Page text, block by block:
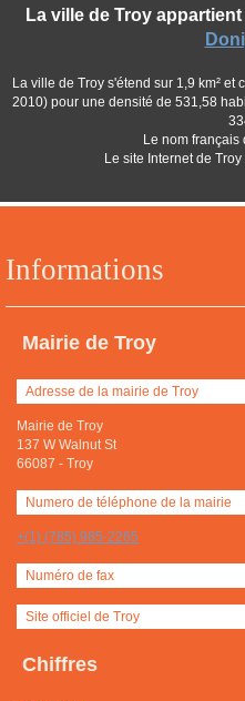
Informations
Mairie de Troy
Adresse de la mairie de Troy
Mairie de Troy
137 W Walnut St
66087 - Troy
Numero de téléphone de la mairie
+(1) (785) 985-2265
Numéro de fax
Site officiel de Troy
Chiffres
La ville de Troy
La ville de Troy s'étend sur 1,9 km²
2010) pour une densité de 531,58
Le nom français
Le site Internet de